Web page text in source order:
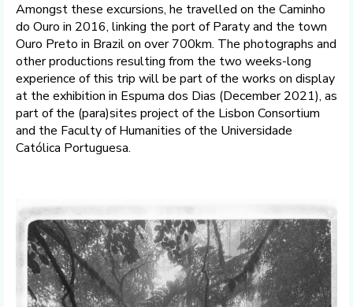
Amongst these excursions, he travelled on the Caminho
do Ouro in 2016, linking the port of Paraty and the town
Ouro Preto in Brazil on over 700km. The photographs and
other productions resulting from the two weeks-long
experience of this trip will be part of the works on display
at the exhibition in Espuma dos Dias (December 2021), as
part of the (para)sites project of the Lisbon Consortium
and the Faculty of Humanities of the Universidade
Católica Portuguesa.